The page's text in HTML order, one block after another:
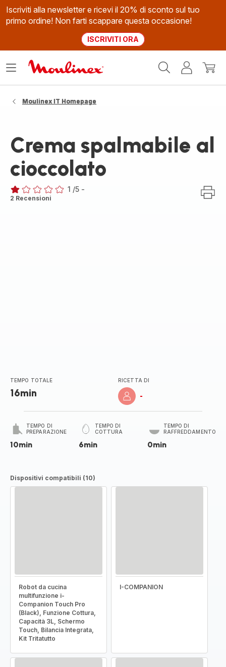
Iscriviti alla newsletter e ricevi il 20% di sconto sul tuo
primo ordine! Non farti scappare questa occasione!
ISCRIVITI ORA
Il
Apri
Moulinex IT Homepage
Crema spalmabile al
cioccolato
Recensione
1 /5 -
2 Recensioni
TEMPO TOTALE
16min
RICETTA DI
-
TEMPO DI
PREPARAZIONE
10min
TEMPO DI
COTTURA
6min
TEMPO DI
RAFFREDDAMENTO
0min
Dispositivi compatibili (10)
Robot da cucina
multifunzione i-
Companion Touch Pro
(Black), Funzione Cottura,
Capacità 3L, Schermo
Touch, Bilancia Integrata,
Kit Tritatutto
I-COMPANION